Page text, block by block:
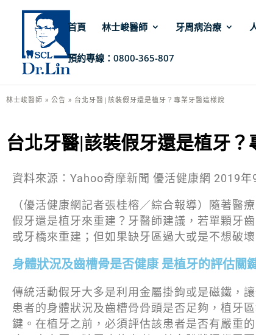
首頁 林士峻醫師 牙周病治療
預約專線：0800-365-807
林士峻醫師 » 公告 » 台北牙醫|該裝假牙還是植牙？專業牙醫這樣說
台北牙醫|該裝假牙還是植牙
資料來源：Yahoo奇摩新聞 優活健康網 2019
（優活健康網記者張桂榕／綜合報導）隨著醫
假牙還是植牙來重建？牙醫師建議，若單顆牙
或牙橋來重建；但如果缺牙區過大或是不想破
身體狀況及齒槽骨是否健康 是植牙的評估關
傳統活動假牙大多是利用金屬掛鉤或是磁鐵，
患者的身體狀況及齒槽骨骨頭是否足夠，植牙
鍵。在植牙之前，必須評估該患者是否有嚴重